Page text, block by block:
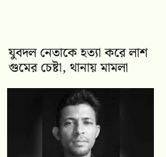
যুবদল নেতাকে হত্যা করে লাশ
গুমের চেষ্টা, থানায় মামলা